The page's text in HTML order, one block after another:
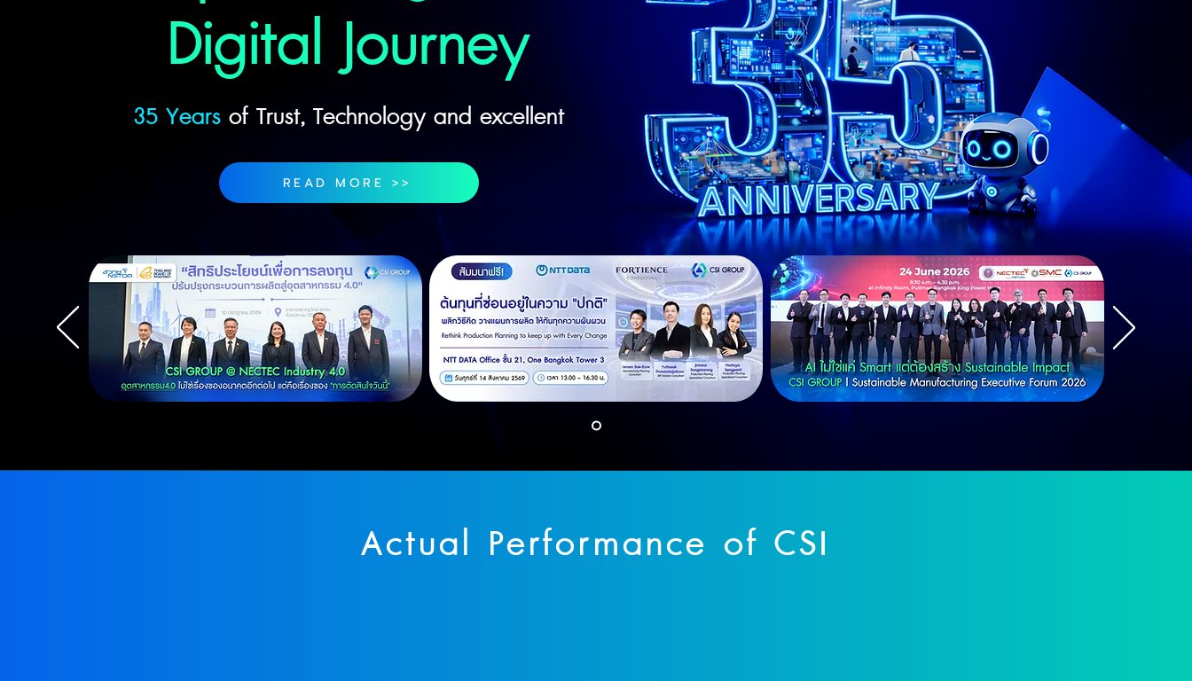
Digital Journey
35 Years of Trust, Technology and excellent
READ MORE >>
Actual Performance of CSI